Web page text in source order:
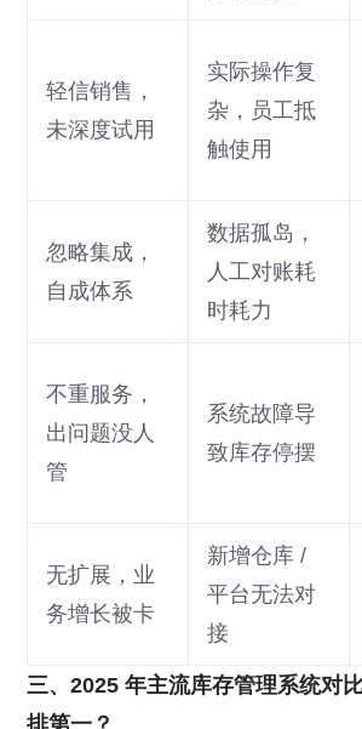
轻信销售，
未深度试用
实际操作复
杂，员工抵
触使用
忽略集成，
自成体系
数据孤岛，
人工对账耗
时耗力
不重服务，
出问题没人
管
系统故障导
致库存停摆
无扩展，业
务增长被卡
新增仓库 /
平台无法对
接
三、2025 年主流库存管理系统对
排第一？